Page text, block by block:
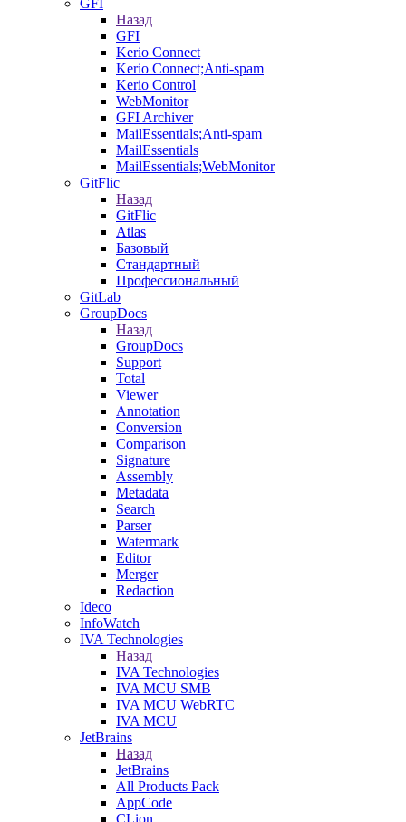
GFI
Назад
GFI
Kerio Connect
Kerio Connect;Anti-spam
Kerio Control
WebMonitor
GFI Archiver
MailEssentials;Anti-spam
MailEssentials
MailEssentials;WebMonitor
GitFlic
Назад
GitFlic
Atlas
Базовый
Стандартный
Профессиональный
GitLab
GroupDocs
Назад
GroupDocs
Support
Total
Viewer
Annotation
Conversion
Comparison
Signature
Assembly
Metadata
Search
Parser
Watermark
Editor
Merger
Redaction
Ideco
InfoWatch
IVA Technologies
Назад
IVA Technologies
IVA MCU SMB
IVA MCU WebRTC
IVA MCU
JetBrains
Назад
JetBrains
All Products Pack
AppCode
CLion